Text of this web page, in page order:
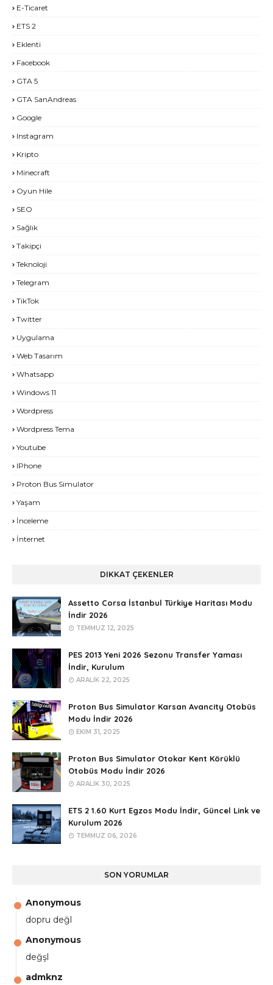
E-Ticaret
ETS 2
Eklenti
Facebook
GTA 5
GTA SanAndreas
Google
Instagram
Kripto
Minecraft
Oyun Hile
SEO
Sağlık
Takipçi
Teknoloji
Telegram
TikTok
Twitter
Uygulama
Web Tasarım
Whatsapp
Windows 11
Wordpress
Wordpress Tema
Youtube
IPhone
Proton Bus Simulator
Yaşam
İnceleme
İnternet
DIKKAT ÇEKENLER
Assetto Corsa İstanbul Türkiye Haritası Modu
İndir 2026
TEMMUZ 12, 2025
PES 2013 Yeni 2026 Sezonu Transfer Yaması
İndir, Kurulum
ARALIK 22, 2025
Proton Bus Simulator Karsan Avancity Otobüs
Modu İndir 2026
EKIM 31, 2025
Proton Bus Simulator Otokar Kent Körüklü
Otobüs Modu İndir 2026
ARALIK 30, 2025
ETS 2 1.60 Kurt Egzos Modu İndir, Güncel Link ve
Kurulum 2026
TEMMUZ 06, 2026
SON YORUMLAR
Anonymous
dopru değl
Anonymous
değşl
admknz